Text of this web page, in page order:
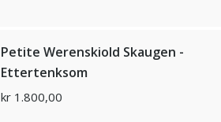
Petite Werenskiold Skaugen -
Ettertenksom
kr 1.800,00